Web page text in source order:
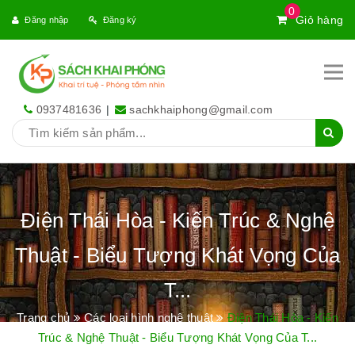
0
Giỏ hàng
Đăng nhập Đăng ký
0937481636 | sachkhaiphong@gmail.com
Điện Thái Hòa - Kiến Trúc & Nghệ
Thuật - Biểu Tượng Khát Vọng Của
T...
Trang chủ Các loại hình nghệ thuật
Điện Thái Hòa - Kiến
Trúc & Nghệ Thuật - Biểu Tượng Khát Vọng Của T...